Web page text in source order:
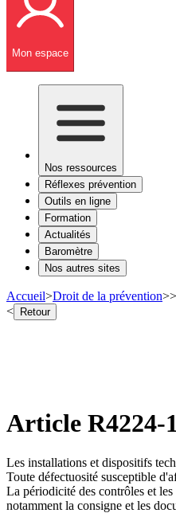
Mon espace
Nos ressources
Réflexes prévention
Outils en ligne
Formation
Actualités
Baromètre
Nos autres sites
Accueil>Droit de la prévention>>
< Retour
Article R4224-
Les installations et dispositifs
Toute défectuosité susceptible
La périodicité des contrôles et
notamment la consigne et les